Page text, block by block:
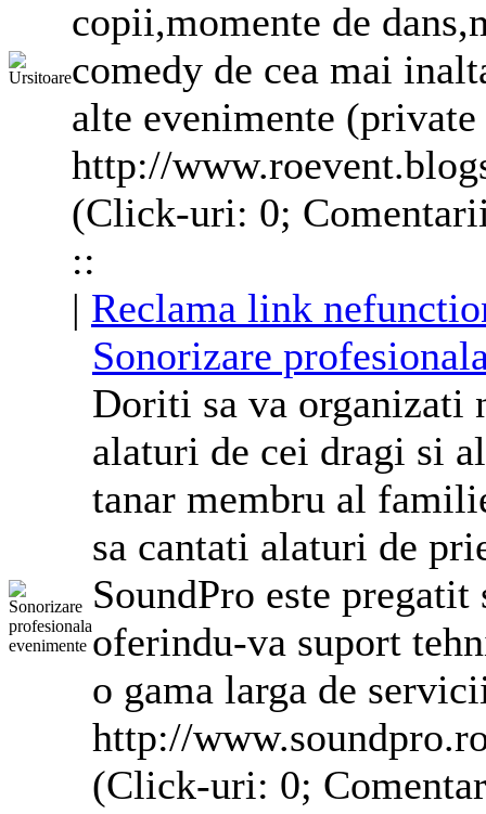
copii,momente de
comedy de cea mai
alte evenimente
http://
(Click-uri: 0;
::
| Reclama link
Sonorizare
Doriti sa va organizati
alaturi de cei dragi si
tanar membru al
sa cantati alaturi de
SoundPro este
oferindu-va suport
o gama larga de
http://
(Click-uri: 0;